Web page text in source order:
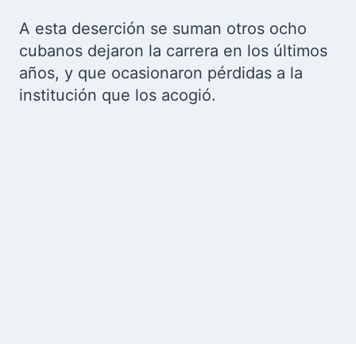
A esta deserción se suman otros ocho
cubanos dejaron la carrera en los últimos
años, y que ocasionaron pérdidas a la
institución que los acogió.